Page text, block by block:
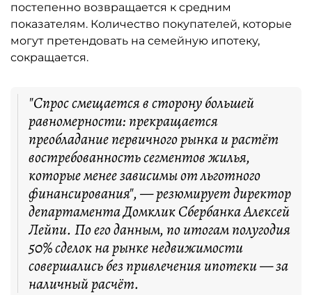
постепенно возвращается к средним
показателям. Количество покупателей, которые
могут претендовать на семейную ипотеку,
сокращается.
"Спрос смещается в сторону большей
равномерности: прекращается
преобладание первичного рынка и растёт
востребованность сегментов жилья,
которые менее зависимы от льготного
финансирования", — резюмирует директор
департамента Домклик Сбербанка Алексей
Лейпи. По его данным, по итогам полугодия
50% сделок на рынке недвижимости
совершались без привлечения ипотеки — за
наличный расчёт.